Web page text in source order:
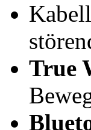
True